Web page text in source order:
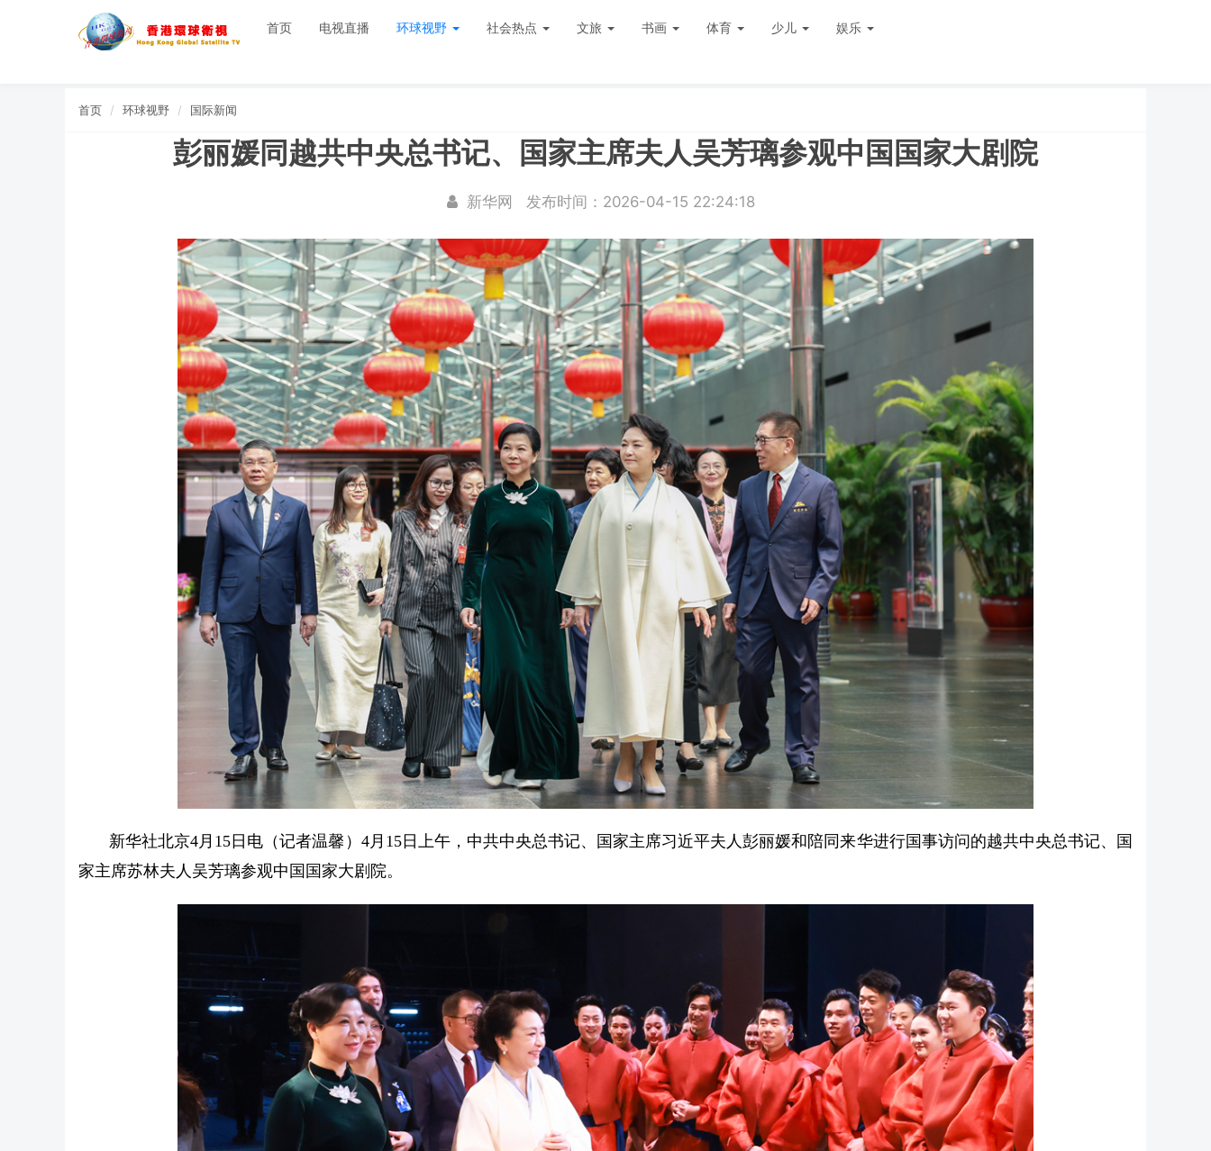
首页 电视直播 环球视野 社会热点 文旅 书画 体育 少儿 娱乐
首页 环球视野 国际新闻
彭丽媛同越共中央总书记、国家主席夫人吴芳璃参观中国国家大剧院
新华网 发布时间：2026-04-15 22:24:18
新华社北京4月15日电（记者温馨）4月15日上午，中共中央总书记、国家主席习近平夫人彭丽媛和陪同来华进行国事访问的越共中央总书记、国
家主席苏林夫人吴芳璃参观中国国家大剧院。